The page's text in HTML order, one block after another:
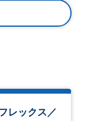
レックス／